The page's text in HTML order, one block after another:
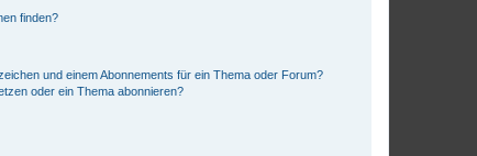
finden?
und einem Abonnements für ein Thema oder Forum?
oder ein Thema abonnieren?